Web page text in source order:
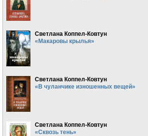
Светлана Коппел-Ковтун
«Макаровы крылья»
Светлана Коппел-Ковтун
«В чуланчике изношенных вещей»
Светлана Коппел-Ковтун
«Сквозь тень»